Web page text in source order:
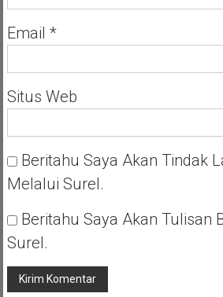
Email *
Situs Web
Beritahu Saya Akan Tindak
Melalui Surel.
Beritahu Saya Akan Tulisan
Surel.